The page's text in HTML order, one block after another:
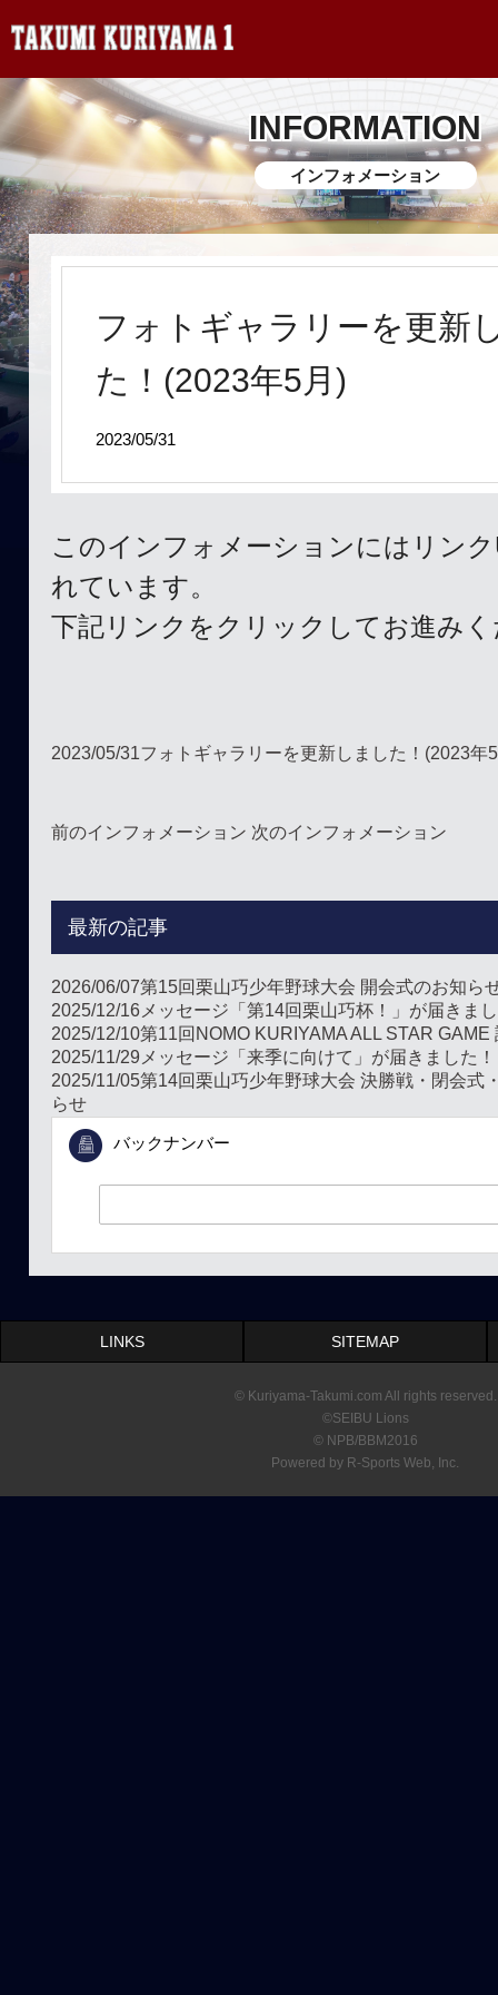
INFORMATION
インフォメーション
フォトギャラリーを更新
た！(2023年5月)
2023/05/31
このインフォメーションにはリン
れています。
下記リンクをクリックしてお進み
2023/05/31フォトギャラリーを更新しました！(2023年
前のインフォメーション 次のインフォメーション
最新の記事
2026/06/07第15回栗山巧少年野球大会 開会式のお知ら
2025/12/16 メッセージ「第14回栗山巧杯！」が届きま
2025/12/10第11回NOMO KURIYAMA ALL STAR GAME
2025/11/29 メッセージ「来季に向けて」が届きました！
2025/11/05第14回栗山巧少年野球大会 決勝戦・閉会式
らせ
バックナンバー
LINKS SITEMAP
© Kuriyama-Takumi.com All rights reserved.
©SEIBU Lions
© NPB/BBM2016
Powered by R-Sports Web, Inc.